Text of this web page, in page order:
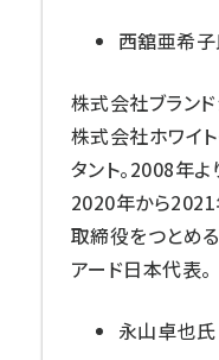
西舘亜希
株式会社ブラン
株式会社ホワイ
タント。2008年よ
2020年から
取締役をつとめ
アード日本代表。
永山卓也氏